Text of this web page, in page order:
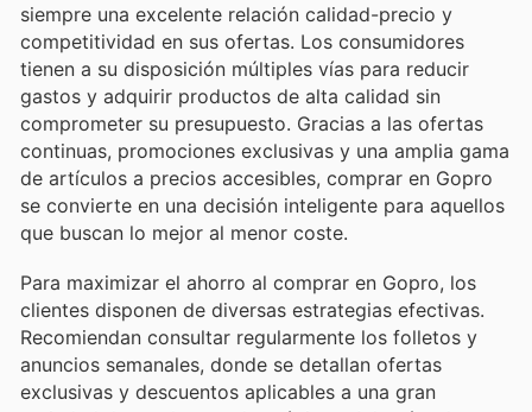
siempre una excelente relación calidad-precio y
competitividad en sus ofertas. Los consumidores
tienen a su disposición múltiples vías para reducir
gastos y adquirir productos de alta calidad sin
comprometer su presupuesto. Gracias a las ofertas
continuas, promociones exclusivas y una amplia gama
de artículos a precios accesibles, comprar en Gopro
se convierte en una decisión inteligente para aquellos
que buscan lo mejor al menor coste.
Para maximizar el ahorro al comprar en Gopro, los
clientes disponen de diversas estrategias efectivas.
Recomiendan consultar regularmente los folletos y
anuncios semanales, donde se detallan ofertas
exclusivas y descuentos aplicables a una gran